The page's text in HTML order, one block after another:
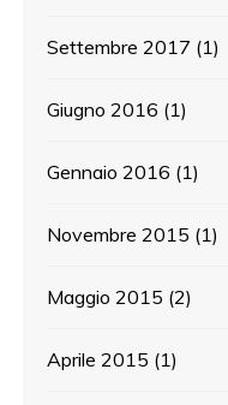
Settembre 2017 (1)
Giugno 2016 (1)
Gennaio 2016 (1)
Novembre 2015 (1)
Maggio 2015 (2)
Aprile 2015 (1)